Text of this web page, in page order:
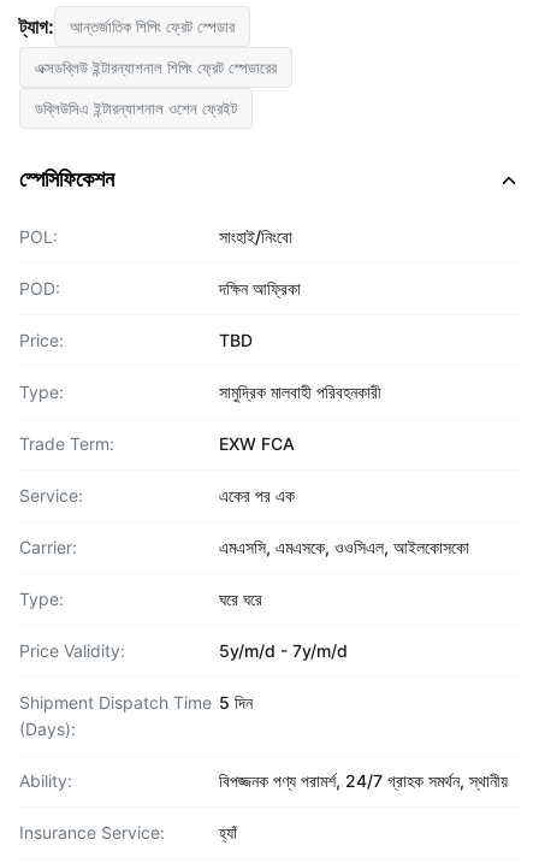
ট্যাগ: আন্তর্জাতিক শিপিং ফ্রেট স্পেডার
এক্সডব্লিউ ইন্টারন্যাশনাল শিপিং ফ্রেট স্পেডারের
ডব্লিউসিএ ইন্টারন্যাশনাল ওশেন ফ্রেইট
স্পেসিফিকেশন
POL: সাংহাই/নিংবো
POD: দক্ষিন আফ্রিকা
Price: TBD
Type: সামুদ্রিক মালবাহী পরিবহনকারী
Trade Term: EXW FCA
Service: একের পর এক
Carrier: এমএসসি, এমএসকে, ওওসিএল, আইলকোসকো
Type: ঘরে ঘরে
Price Validity: 5y/m/d - 7y/m/d
Shipment Dispatch Time
(Days):
5 দিন
Ability: বিপজ্জনক পণ্য পরামর্শ, 24/7 গ্রাহক সমর্থন, স্থানীয়
Insurance Service: হ্যাঁ